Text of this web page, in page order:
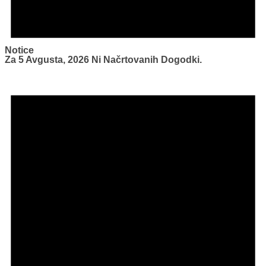
Notice
Za 5 Avgusta, 2026 Ni Načrtovanih Dogodki.